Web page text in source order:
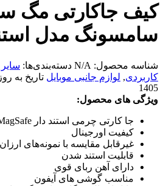
کیف جاکارتی مگ
سامسونگ مدل
شناسه محصول: N/A دسته‌بندی‌ها:
کاربردی, لوازم جانبی موبایل تاریخ به
1405
ویژگی های محصول:
جا کارتی چرمی استند دار MagSafe
کیفیت اورجینال
غیرقابل مقایسه با نمونه‌های ارزان
قابلیت استند شدن
دارای آهن ربای قوی
مناسب گوشی های آیفون